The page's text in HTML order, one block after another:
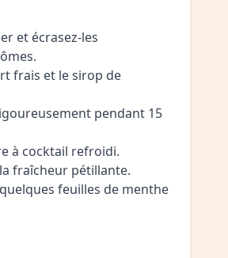
et écrasez-les
frais et le sirop de
pendant 15
à cocktail refroidi.
fraîcheur pétillante.
feuilles de menthe